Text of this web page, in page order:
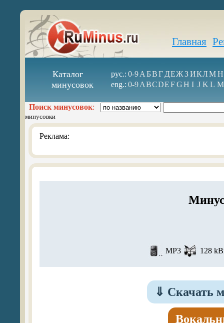
Главная
Каталог
минусовок
рус.: 0-9А БВГ ДЕЖ З ИКЛМН
eng.: 0-9ABCDEFGH I J K L M
Поиск минусовок:
минусовки
Реклама:
MP3 128
⇓ Скачать